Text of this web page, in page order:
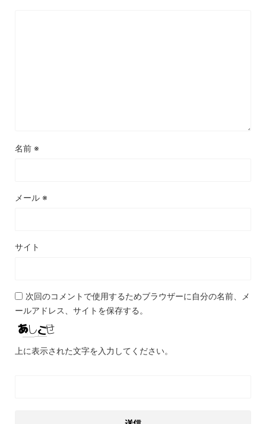
名前 ※
メール ※
サイト
次回のコメントで使用するためブラウザーに自分の名前、メ
ールアドレス、サイトを保存する。
上に表示された文字を入力してください。